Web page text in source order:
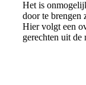
Het is
door te brengen
Hier volgt een
gerechten uit de